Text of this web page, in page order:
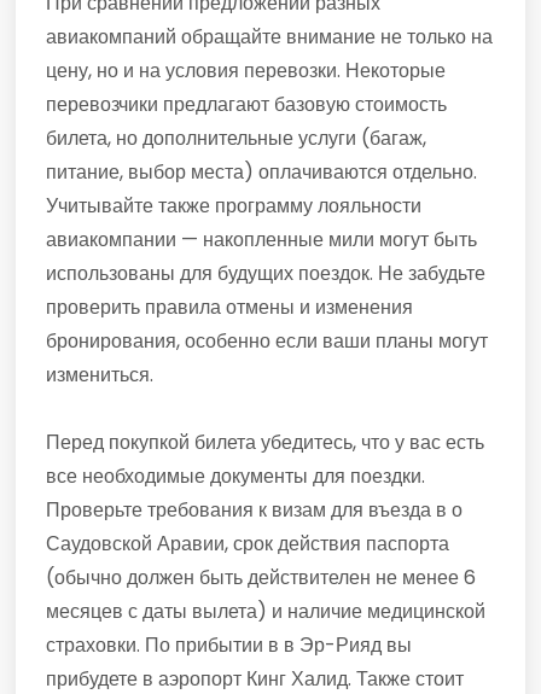
авиакомпаний обращайте внимание не только на
цену, но и на условия перевозки. Некоторые
перевозчики предлагают базовую стоимость
билета, но дополнительные услуги (багаж,
питание, выбор места) оплачиваются отдельно.
Учитывайте также программу лояльности
авиакомпании — накопленные мили могут быть
использованы для будущих поездок. Не забудьте
проверить правила отмены и изменения
бронирования, особенно если ваши планы могут
измениться.
Перед покупкой билета убедитесь, что у вас есть
все необходимые документы для поездки.
Проверьте требования к визам для въезда в о
Саудовской Аравии, срок действия паспорта
(обычно должен быть действителен не менее 6
месяцев с даты вылета) и наличие медицинской
страховки. По прибытии в в Эр-Рияд вы
прибудете в аэропорт Кинг Халид. Также стоит